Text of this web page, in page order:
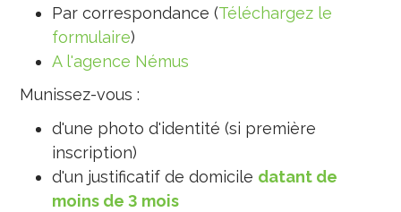
Par correspondance (Téléchargez le
formulaire)
A l'agence Némus
Munissez-vous :
d'une photo d'identité (si première
inscription)
d'un justificatif de domicile datant de
moins de 3 mois